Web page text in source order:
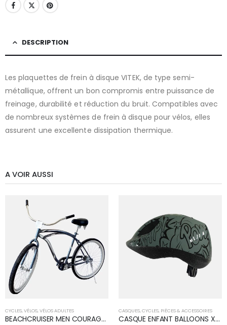
DESCRIPTION
Les plaquettes de frein à disque VITEK, de type semi-
métallique, offrent un bon compromis entre puissance de
freinage, durabilité et réduction du bruit. Compatibles avec
de nombreux systèmes de frein à disque pour vélos, elles
assurent une excellente dissipation thermique.
A VOIR AUSSI
CYCLES, VÉLOS, VÉLOS ADULTES
BEACHCRUISER MEN COURAGE B50
CASQUES, CYCLES, PIÈCES & ACCESSOIRES
CASQUE ENFANT BALLOONS XS 46-53